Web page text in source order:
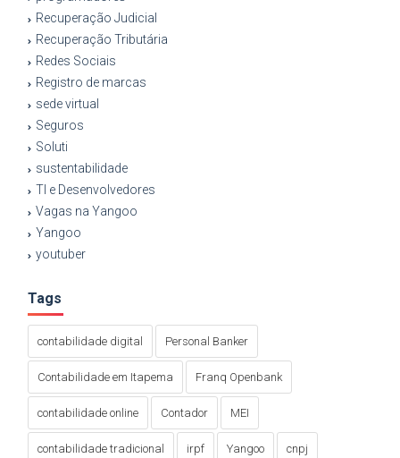
Recuperação Judicial
Recuperação Tributária
Redes Sociais
Registro de marcas
sede virtual
Seguros
Soluti
sustentabilidade
TI e Desenvolvedores
Vagas na Yangoo
Yangoo
youtuber
Tags
contabilidade digital Personal Banker
Contabilidade em Itapema Franq Openbank
contabilidade online Contador MEI
contabilidade tradicional irpf Yangoo cnpj